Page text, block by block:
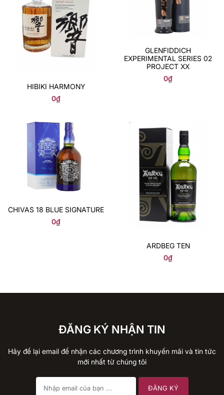
HIBIKI HARMONY
0₫
GLENFIDDICH
EXPERIMENTAL SERIES 02
PROJECT XX
0₫
CHIVAS 18 BLUE SIGNATURE
0₫
ARDBEG TEN
0₫
ĐĂNG KÝ NHẬN TIN
Hãy để lại email để nhận các chương trình khuyến mãi và tin tức
mới nhất từ chúng tôi